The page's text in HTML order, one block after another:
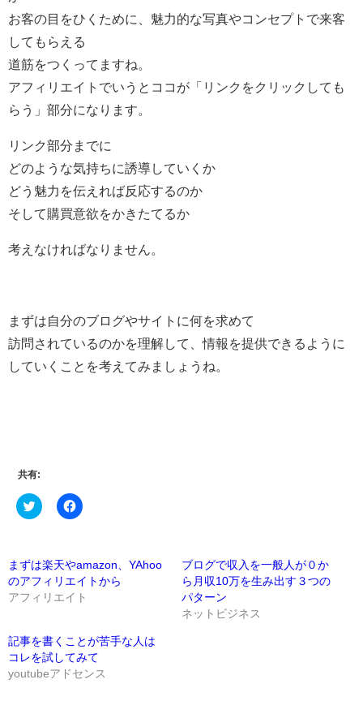
お客の目をひくために、魅力的な写真やコンセプトで来客
してもらえる
道筋をつくってますね。
アフィリエイトでいうとココが「リンクをクリックしても
らう」部分になります。
リンク部分までに
どのような気持ちに誘導していくか
どう魅力を伝えれば反応するのか
そして購買意欲をかきたてるか
考えなければなりません。
まずは自分のブログやサイトに何を求めて
訪問されているのかを理解して、情報を提供できるように
していくことを考えてみましょうね。
共有:
Click
to
(新
し
い
ウ
ィ
で
開
き
ま
Facebook
で
に
は
ク
リ
て
く
だ
さ
い
まずは楽天やamazon、YAhoo
のアフィリエイトから
アフィリエイト
ブログで収入を一般人が０か
ら月収10万を生み出す３つの
パターン
ネットビジネス
記事を書くことが苦手な人は
コレを試してみて
youtubeアドセンス